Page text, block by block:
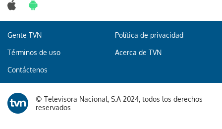
Gente TVN Política de privacidad
Términos de uso Acerca de TVN
Contáctenos
© Televisora Nacional, S.A 2024, todos los derechos
reservados